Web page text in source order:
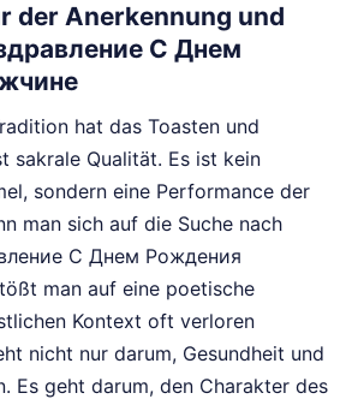
der Anerkennung und
С Днем
hat das Toasten und
sakrale Qualität. Es ist kein
sondern eine Performance der
man sich auf die Suche nach
С Днем Рождения
man auf eine poetische
Kontext oft verloren
nicht nur darum, Gesundheit und
Es geht darum, den Charakter des